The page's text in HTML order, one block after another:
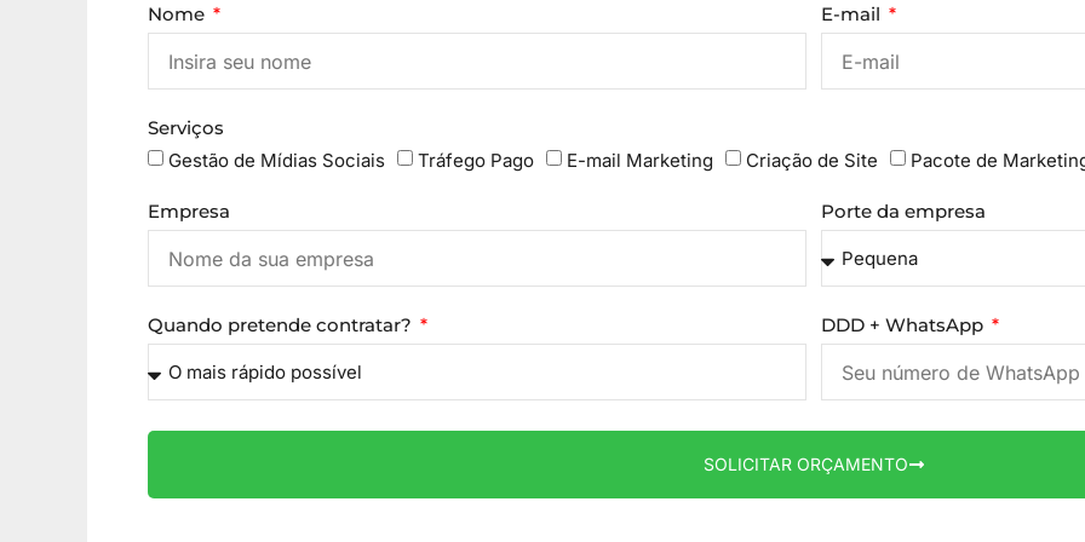
Nome E-mail
Serviços
Gestão de Mídias Sociais
Tráfego Pago E-mail Marketing Criação de Site Pacote de
Empresa Porte da empresa
Quando pretende contratar? DDD + WhatsApp
SOLICITAR ORÇAMENTO